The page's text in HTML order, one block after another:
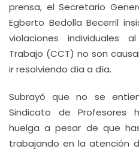
prensa, el Secretario
Egberto Bedolla Becerril
violaciones individuales
Trabajo (CCT) no son
ir resolviendo día a día.
Subrayó que no se
Sindicato de Profesores
huelga a pesar de que
trabajando en la atención